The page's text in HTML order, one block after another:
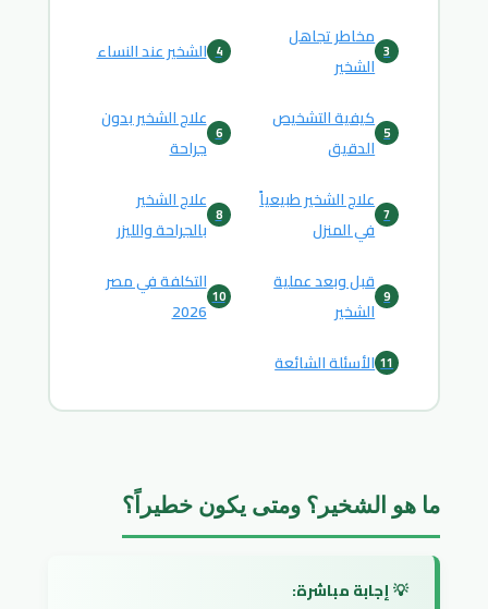
3
مخاطر تجاهل
الشخير
4 الشخير عند النساء
5
كيفية التشخيص
الدقيق
6
علاج الشخير بدون
جراحة
7
علاج الشخير طبيعياً
في المنزل
8
علاج الشخير
بالجراحة والليزر
9
قبل وبعد عملية
الشخير
10
التكلفة في مصر
2026
11 الأسئلة الشائعة
ما هو الشخير؟ ومتى يكون خطيراً؟